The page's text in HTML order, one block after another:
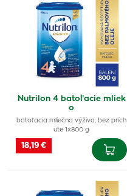
Nutrilon 4 batoľacie mliek
o
batoľacia mliečna výživa, bez prích
ute 1x800 g
18,19 €